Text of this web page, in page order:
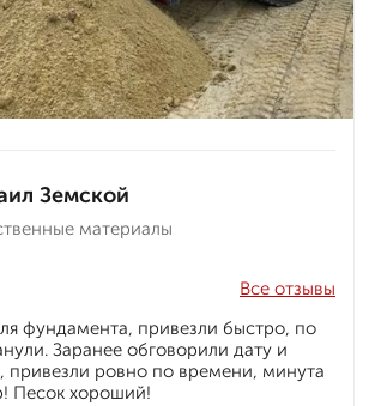
Земской
материалы
Все отзывы
фундамента, привезли быстро, по
Заранее обговорили дату и
привезли ровно по времени, минута
Песок хороший!